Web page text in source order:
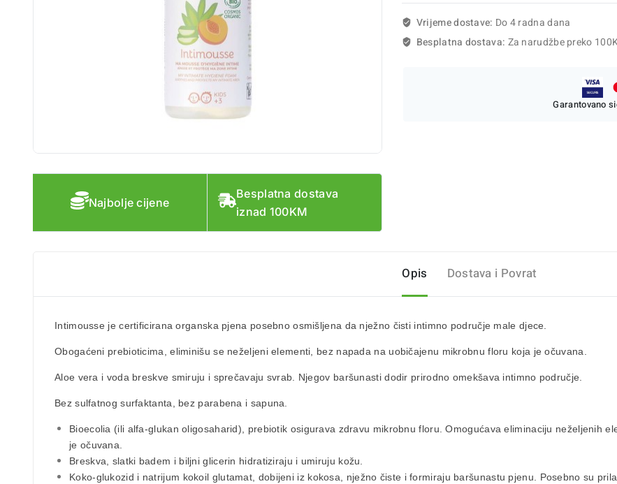
Najbolje cijene
Besplatna dostava
iznad 100KM
Vrijeme dostave: Do 4 radna dana
Besplatna dostava: Za narudžbe preko
Garantovano
Opis Dostava i Povrat
Intimousse je certificirana organska pjena posebno osmišljena da nježno čisti intimno područje male djece.
Obogaćeni prebioticima, eliminišu se neželjeni elementi, bez napada na uobičajenu mikrobnu floru koja je očuvana.
Aloe vera i voda breskve smiruju i sprečavaju svrab. Njegov baršunasti dodir prirodno omekšava intimno područje.
Bez sulfatnog surfaktanta, bez parabena i sapuna.
Bioecolia (ili alfa-glukan oligosaharid), prebiotik osigurava zdravu mikrobnu floru. Omogućava eliminaciju neželjenih
je očuvana.
Breskva
slatki badem i biljniglicerin hidratiziraju i umiruju kožu.
Koko-glukozid i natrijum kokoil glutamat , dobijeni iz kokosa, nježno čiste i formiraju baršunastu pjenu. Posebno su